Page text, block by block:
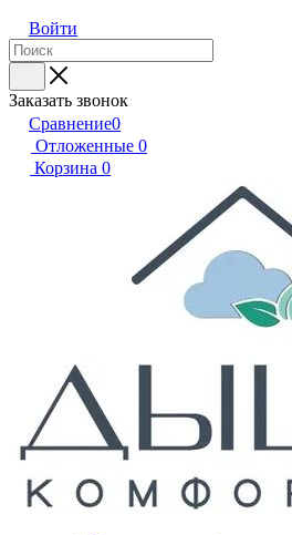
Войти
Заказать звонок
Сравнение0
Отложенные 0
Корзина 0